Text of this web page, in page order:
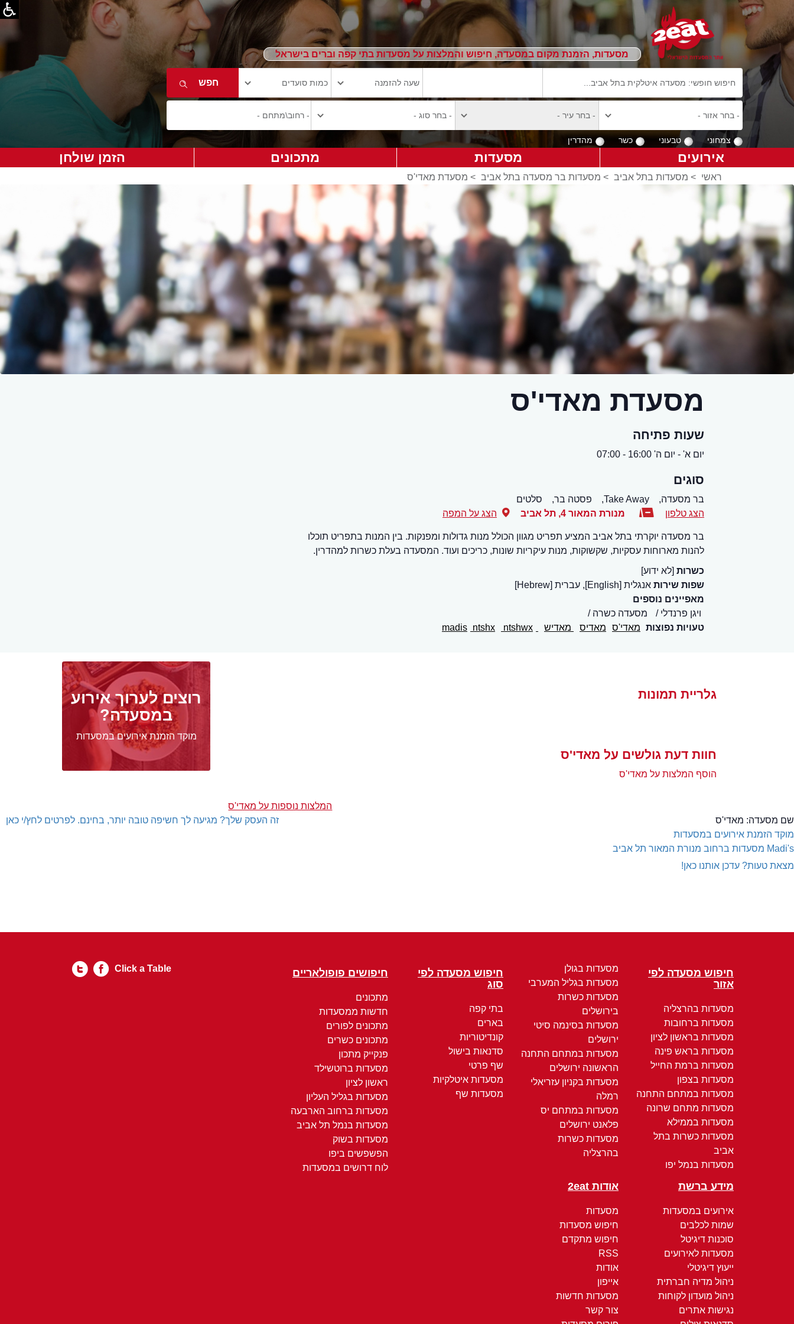
מסעדות, הזמנת מקום במסעדה, חיפוש והמלצות על מסעדות בתי קפה וברים בישראל
צמחוני טבעוני כשר מהדרין
אירועים מסעדות מתכונים הזמן שולחן
ראשי > מסעדות בתל אביב > מסעדות בר מסעדה בתל אביב > מסעדת מאדי'ס
מסעדת מאדי'ס
שעות פתיחה
יום א' - יום ה' 16:00 - 07:00
סוגים
בר מסעדה, Take Away, פסטה בר,
סלטים
הצג טלפון
מנורת המאור 4 , תל אביב הצג על המפה
בר מסעדה יוקרתי בתל אביב המציע תפריט מגוון הכולל מנות גדולות ומפנקות. בין המנות בתפריט תוכלו
להנות מארוחות עסקיות, שקשוקות, מנות עיקריות שונות, כריכים ועוד. המסעדה בעלת כשרות למהדרין.
כשרות [לא ידוע]
שפות שירות אנגלית [English], עברית [Hebrew]
מאפיינים נוספים
ויגן פרנדלי
מסעדה כשרה
טעויות נפוצות מאדי'ס מאדיס מאדיש ntshx ntshwx
גלריית תמונות
חוות דעת גולשים על מאדי'ס
הוסף המלצות על מאדי'ס
המלצות נוספות על מאדי'ס
רוצים לערוך אירוע
במסעדה?
מוקד הזמנת אירועים במסעדות
זה העסק שלך? מגיעה לך חשיפה טובה יותר, בחינם. לפרטים לחץ/י כאן שם מסעדה: מאדי'ס
מוקד הזמנת אירועים במסעדות
Madi's מסעדות ברחוב מנורת המאור תל אביב
מצאת טעות? עדכן אותנו כאן!
חיפוש מסעדה לפי
אזור
מסעדות בהרצליה
מסעדות ברחובות
מסעדות בראשון לציון
מסעדות בראש פינה
מסעדות ברמת החייל
מסעדות בצפון
מסעדות במתחם התחנה
מסעדות מתחם שרונה
מסעדות בממילא
מסעדות כשרות בתל
אביב
מסעדות בנמל יפו
מסעדות בגולן
מסעדות בגליל המערבי
מסעדות כשרות
בירושלים
מסעדות בסינמה סיטי
ירושלים
מסעדות במתחם התחנה
הראשונה ירושלים
מסעדות בקניון עזריאלי
רמלה
מסעדות במתחם יס
פלאנט ירושלים
מסעדות כשרות
בהרצליה
חיפוש מסעדה לפי
סוג
בתי קפה
בארים
קונדיטוריות
סדנאות בישול
שף פרטי
מסעדות איטלקיות
מסעדות שף
חיפושים פופולאריים
מתכונים
חדשות ממסעדות
מתכונים לפורים
מתכונים כשרים
פנקייק מתכון
מסעדות ברוטשילד
ראשון לציון
מסעדות בגליל העליון
מסעדות ברחוב הארבעה
מסעדות בנמל תל אביב
מסעדות בשוק
הפשפשים ביפו
לוח דרושים במסעדות
מידע ברשת
אירועים במסעדות
שמות לכלבים
סוכנות דיגיטל
מסעדות לאירועים
ייעוץ דיגיטלי
ניהול מדיה חברתית
ניהול מועדון לקוחות
נגישות אתרים
אודות 2eat
מסעדות
חיפוש מסעדות
חיפוש מתקדם
RSS
אודות
אייפון
מסעדות חדשות
צור קשר
Click a Table